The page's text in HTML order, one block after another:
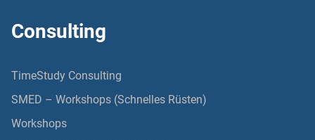
Consulting
TimeStudy Consulting
SMED – Workshops (Schnelles Rüsten)
Workshops